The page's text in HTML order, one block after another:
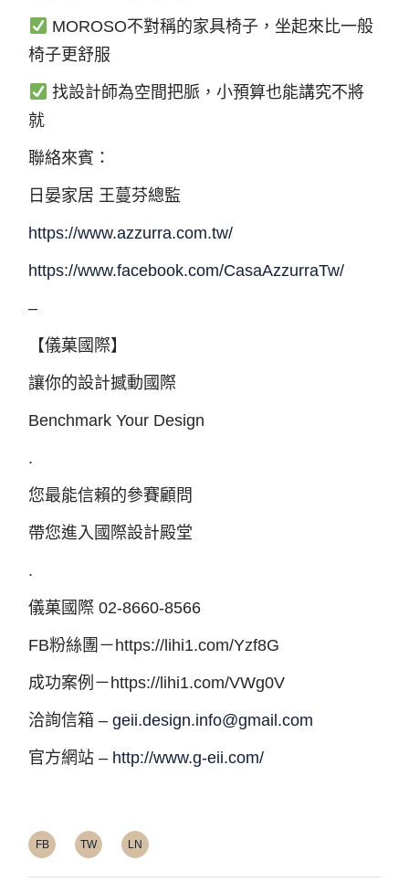
MOROSO不對稱的家具椅子，坐起來比一般
椅子更舒服
找設計師為空間把脈，小預算也能講究不將
就
聯絡來賓：
日晏家居 王蔓芬總監
https://www.azzurra.com.tw/
https://www.facebook.com/CasaAzzurraTw/
–​
【儀菓國際】​
讓你的設計撼動國際​
Benchmark Your Design​
.​
您最能信賴的參賽顧問​
帶您進入國際設計殿堂​
.
儀菓國際 02-8660-8566​
FB粉絲團－https://lihi1.com/Yzf8G​
成功案例－https://lihi1.com/VWg0V​
洽詢信箱 –geii.design.info@gmail.com
官方網站 – http://www.g-eii.com/
FB TW LN